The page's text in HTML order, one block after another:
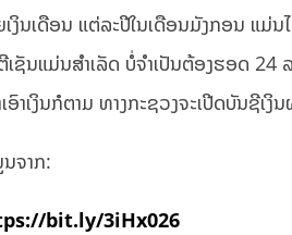
ເງິນເດືອນ ແຕ່ລະປີໃນເດືອນມັງກອນ ແ
ຊັນແມ່ນສຳເລັດ ບໍ່ຈຳເປັນຕ້ອງຮອດ 24
ເອົາເງິນກໍຕາມ ທາງກະຊວງຈະເປີດບັນຊີ
ຈາກ:
bit.ly/3iHx026